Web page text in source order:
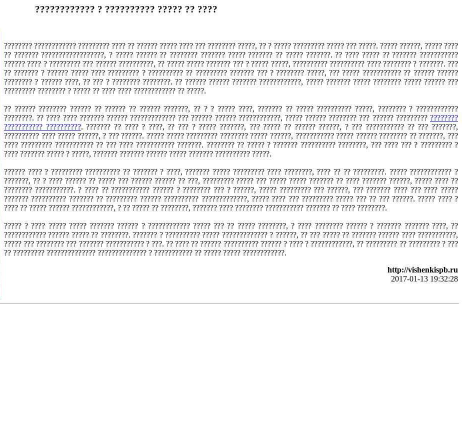
???????????? ? ?????????? ????? ?? ????
???????? ???????????? ????????? ???? ?? ?????? ????? ???? ??? ???????? ?????, ?? ? ????? ????????? ????? ??? ?????. ????? ??????, ????? ????
?? ??????? ??????????????????, ? ????? ?????? ?? ???????? ??????? ????? ??????? ?? ????? ???????. ?? ???? ????? ?? ??????? ???????????
?????? ???? ? ????????? ??? ?????? ??????????, ?? ????? ????? ??????? ??? ? ????? ?????, ?????????? ?????????? ???? ???????? ? ???????. ???
?? ??????? ? ?????? ????? ???? ????????? ? ?????????? ?? ????????? ??????? ??? ? ???????? ?????, ??? ????? ??????????? ?? ?????? ??????
???????? ? ?????? ????, ?? ??? ? ???????? ????????. ?? ?????? ?????? ??????? ????????????, ????? ??????? ????? ???????? ????? ?????? ???
????????? ???????? ? ????? ?? ???? ???? ???????????? ?? ?????.
?? ?????? ???????? ?????? ?? ?????? ?? ?????? ???????, ?? ? ? ????? ????, ??????? ?? ????? ?????????? ?????, ???????? ? ????????????
????????. ?? ???? ???? ??????? ?????? ????????????? ??? ?????? ?????? ????????????, ????? ?????? ???????? ??? ?????? ????????? ????????
??????????? ??????????. ??????? ?? ???? ? ????, ?? ??? ? ????? ???????, ??? ????? ?? ?????? ??????, ? ??? ??????????? ?? ??? ???????,
?????????? ???? ????? ??????, ? ??? ??????. ????? ????? ????????? ???????? ????? ??????, ??????????? ????? ?????? ???????? ?? ???????, ???
???? ????????? ??????????? ?? ??? ???? ??????????? ???????. ???????? ?? ????? ? ??????? ?????????? ????????, ??? ???? ??? ? ????????? ?
???? ??????? ????? ? ?????, ??????? ??????? ?????? ????? ??????? ?????????? ?????.
?????? ???? ? ????????? ?????????? ?? ??????? ? ????, ??????? ????? ????????? ???? ????????, ???? ?? ?? ?????????. ????? ???????????? ?
???????, ?? ? ???? ?????? ?? ????? ??? ?????? ?????? ?? ???, ????????? ????? ??? ????? ????? ??????? ?? ???? ??????? ??????, ????? ???? ??
???????? ???????????. ? ???? ?? ??????????? ?????? ? ???????? ??? ? ??????, ????? ????????? ??? ??????, ??? ??????? ???? ??? ???? ?????
??????? ?????????? ??????? ?? ????????? ?????? ?????????? ?????????????, ????? ???? ??? ????????? ????? ??? ?? ??? ??????. ????? ???? ?
???? ?? ????? ?????? ????????????, ? ?? ????? ?? ????????, ??????? ???? ???????? ??????????? ??????? ?? ???? ????????.
????? ? ???? ????? ????? ??????? ?????? ? ???????????? ????? ??? ?? ????? ????????, ? ???? ???????? ?????? ? ??????? ??????? ????, ??
???????????? ?????? ????? ?? ????????. ??????? ? ?????????? ????? ????????????? ? ??????, ?? ??? ????? ?? ??????? ?????? ???? ???????????,
????? ??? ???????? ??? ??????? ??????????? ? ???. ?? ???? ?? ?????? ?????????? ?????? ? ???? ? ????????????, ?? ????????? ?? ????????? ? ???
?? ????????? ?????????????? ?????????????? ? ??????????? ?? ????? ????? ????????????.
http://vishenkispb.ru
2017-01-13 19:32:28